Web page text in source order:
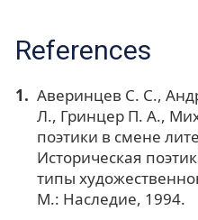
References
Аверинцев С. С.,
Л., Гринцер П. А.,
поэтики в смене
Историческая
типы
М.: Наследие, 1994.